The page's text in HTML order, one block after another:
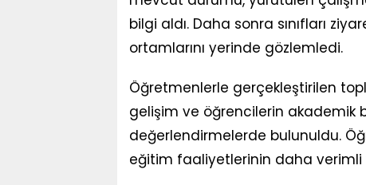
bilgi aldı. Daha sonra sınıfları
ortamlarını yerinde gözlemledi.
Öğretmenlerle gerçekleştirilen
gelişim ve öğrencilerin akademik
değerlendirmelerde bulunuldu.
eğitim faaliyetlerinin daha verimli